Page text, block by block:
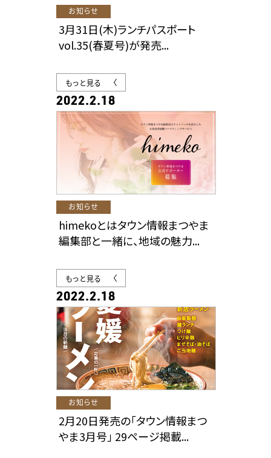
お知らせ
3月31日(木)ランチパスポート
vol.35(春夏号)が発売...
もっと見る
2022.2.18
お知らせ
himekoとはタウン情報まつやま
編集部と一緒に、地域の魅力...
もっと見る
2022.2.18
お知らせ
2月20日発売の「タウン情報まつ
やま3月号」 29ページ掲載...